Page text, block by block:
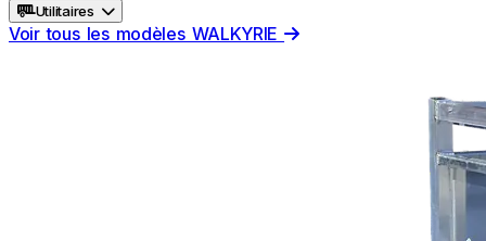
Utilitaires
Voir tous les modèles WALKYRIE